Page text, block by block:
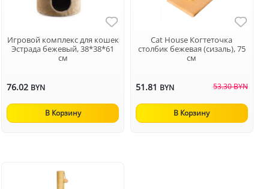
Игровой комплекс для кошек
Эстрада бежевый, 38*38*61
см
76.02 BYN
В Корзину
Cat House Когтеточка
столбик бежевая (сизаль), 75
см
51.81 BYN 53.30 BYN
В Корзину